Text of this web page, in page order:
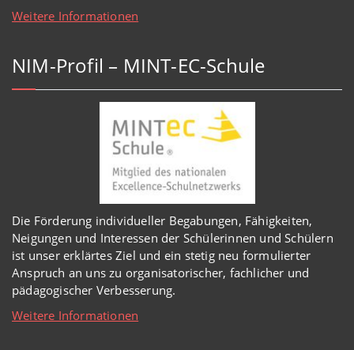
Weitere Informationen
NIM-Profil – MINT-EC-Schule
Die Förderung individueller Begabungen, Fähigkeiten,
Neigungen und Interessen der Schülerinnen und Schülern
ist unser erklärtes Ziel und ein stetig neu formulierter
Anspruch an uns zu organisatorischer, fachlicher und
pädagogischer Verbesserung.
Weitere Informationen